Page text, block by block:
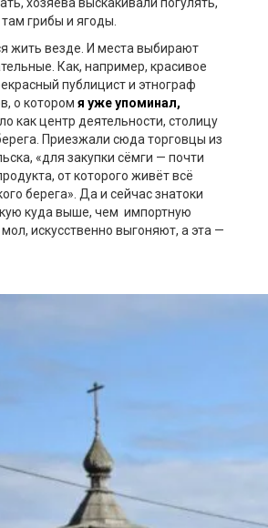
хозяева выскакивали погулять,
грибы и ягоды.
жить везде. И места выбирают
Как, например, красивое
публицист и этнограф
о котором я уже упоминал,
как центр деятельности, столицу
Приезжали сюда торговцы из
«для закупки сёмги — почти
от которого живёт всё
берега». Да и сейчас знатоки
куда выше, чем импортную
искусственно выгоняют, а эта —